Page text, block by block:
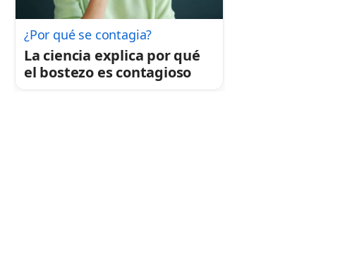
¿Por qué se contagia?
La ciencia explica por qué
el bostezo es contagioso